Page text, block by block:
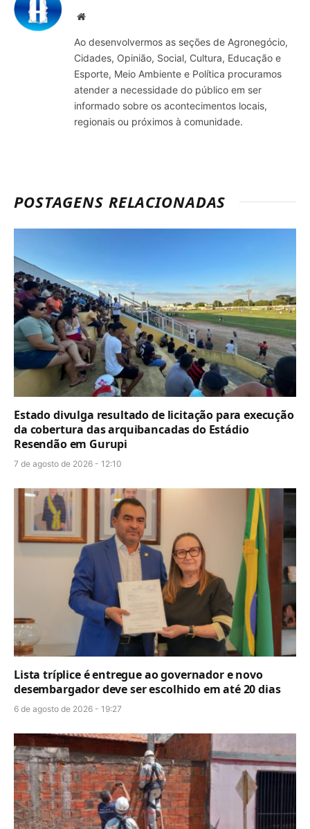
Site
Ao desenvolvermos as seções de Agronegócio,
Cidades, Opinião, Social, Cultura, Educação e
Esporte, Meio Ambiente e Política procuramos
atender a necessidade do público em ser
informado sobre os acontecimentos locais,
regionais ou próximos à comunidade.
POSTAGENS RELACIONADAS
Estado divulga resultado de licitação para execução
da cobertura das arquibancadas do Estádio
Resendão em Gurupi
7 de agosto de 2026 - 12:10
Lista tríplice é entregue ao governador e novo
desembargador deve ser escolhido em até 20 dias
6 de agosto de 2026 - 19:27